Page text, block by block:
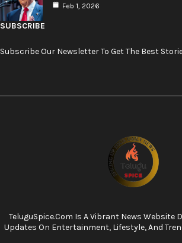
Feb 1, 2026
SUBSCRIBE
Subscribe Our Newsletter To Get The Best
TeluguSpice.com Is A Vibrant News Website
Updates On Entertainment, Lifestyle, And